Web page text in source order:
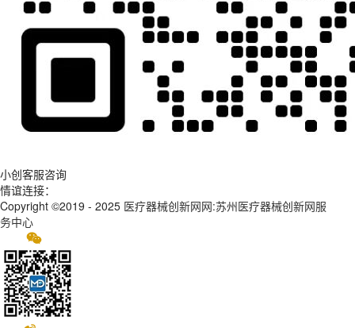
小创客服咨询
情谊连接：
Copyright ©2019 - 2025 医疗器械创新网网:苏州医疗器械创新网服
务中心